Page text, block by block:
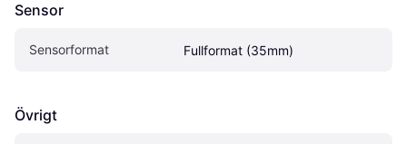
Sensor
Sensorformat Fullformat (35mm)
Övrigt